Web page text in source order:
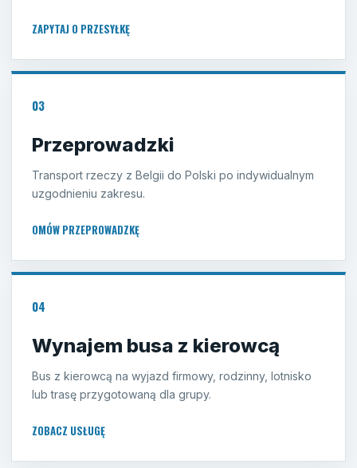
ZAPYTAJ O PRZESYŁKĘ
03
Przeprowadzki
Transport rzeczy z Belgii do Polski po indywidualnym
uzgodnieniu zakresu.
OMÓW PRZEPROWADZKĘ
04
Wynajem busa z kierowcą
Bus z kierowcą na wyjazd firmowy, rodzinny, lotnisko
lub trasę przygotowaną dla grupy.
ZOBACZ USŁUGĘ